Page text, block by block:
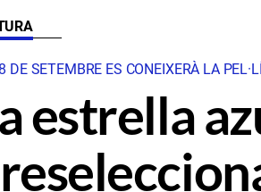
DE SETEMBRE ES CONEIXERÀ LA
estrella